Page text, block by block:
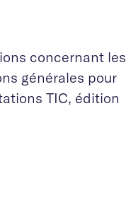
concernant les
générales pour
TIC, édition